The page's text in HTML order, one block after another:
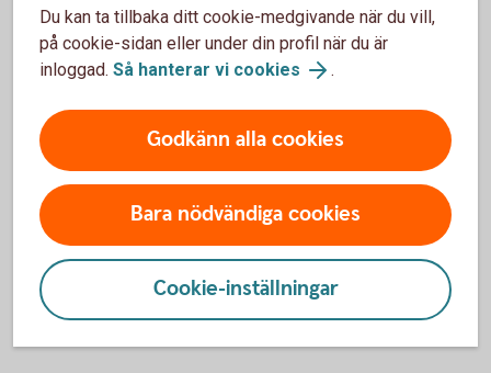
Ditt pensionssparande tecknas automatiskt med
återbetalningsskydd. Det betyder att om du skulle avlida
betalas värdet av din pensionsförsäkring ut till dina
efterlevande. Om du väljer bort återbetalningsskyddet görs
det inte några utbetalningar efter din död. I gengäld får du
något högre ålderspension.
Du kan också välja till ett garanterat efterlevandeskydd, det
vill säga att bestämma ett försäkringsbelopp som betalas
ut till dina efterlevande för att ge familjen extra trygghet.
För garanterat efterlevandeskydd krävs en godkänd
hälsoprövning.
Du kan ta tillbaka ditt cookie-medgivande när du vill,
på cookie-sidan eller under din profil när du är
inloggad. Så hanterar vi cookies .
Godkänn alla cookies
Bara nödvändiga cookies
Cookie-inställningar